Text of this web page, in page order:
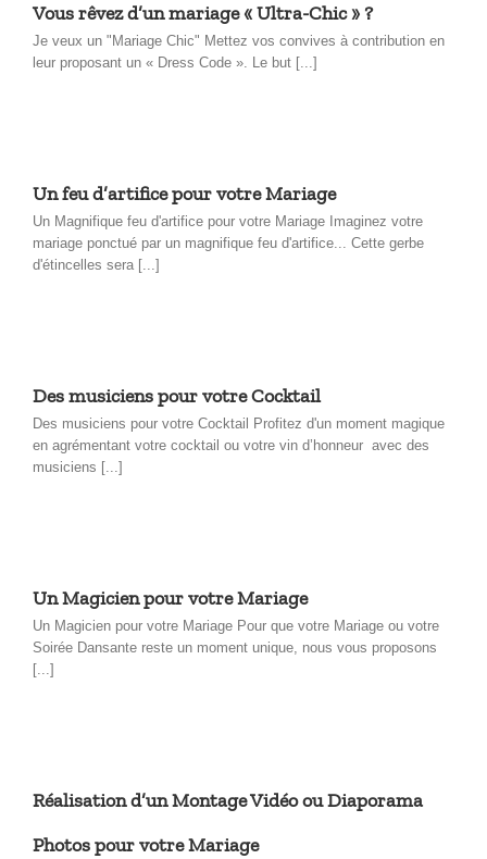
Vous rêvez d’un mariage « Ultra-Chic » ?
Je veux un "Mariage Chic" Mettez vos convives à contribution en
leur proposant un « Dress Code ». Le but [...]
Un feu d’artifice pour votre Mariage
Un Magnifique feu d'artifice pour votre Mariage Imaginez votre
mariage ponctué par un magnifique feu d'artifice... Cette gerbe
d'étincelles sera [...]
Des musiciens pour votre Cocktail
Des musiciens pour votre Cocktail Profitez d'un moment magique
en agrémentant votre cocktail ou votre vin d’honneur avec des
musiciens [...]
Un Magicien pour votre Mariage
Un Magicien pour votre Mariage Pour que votre Mariage ou votre
Soirée Dansante reste un moment unique, nous vous proposons
[...]
Réalisation d’un Montage Vidéo ou Diaporama
Photos pour votre Mariage